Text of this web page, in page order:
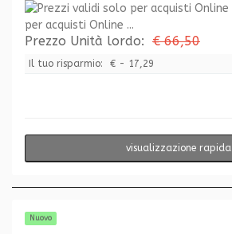
per acquisti Online ...
Prezzo Unità lordo: € 66,50
Il tuo risparmio: € - 17,29
visualizzazione rapida
Nuovo